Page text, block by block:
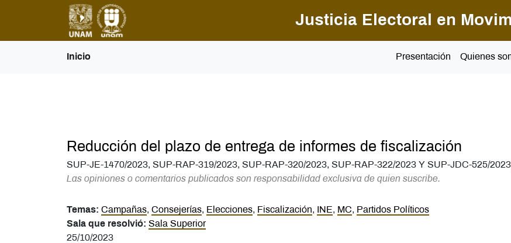
Justicia Electoral en
Inicio Presentación Quienes
Reducción del plazo de entrega de informes de fiscalización
SUP-JE-1470/2023, SUP-RAP-319/2023, SUP-RAP-320/2023, SUP-RAP-322/2023 Y SUP-JDC-525/
Las opiniones o comentarios publicados son responsabilidad exclusiva de quien suscribe.
Temas: Campañas, Consejerías, Elecciones, Fiscalización, INE , MC, Partidos Políticos
Sala que resolvió: Sala Superior
25/10/2023